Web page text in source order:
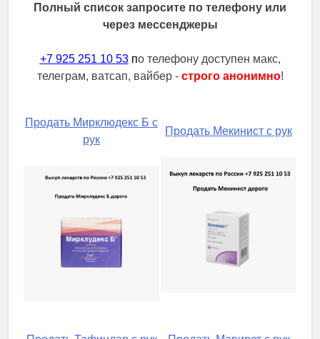
Полный список запросите по телефону или
через мессенджеры
+7 925 251 10 53по телефону доступен макс,
телеграм, ватсап, вайбер - строго анонимно!
Продать Мирклюдекс Б с
рук
Продать Мекинист с рук